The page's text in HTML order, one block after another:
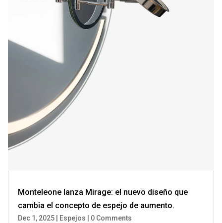
Monteleone lanza Mirage: el nuevo diseño que
cambia el concepto de espejo de aumento.
Dec 1, 2025 Espejos 0 Comments